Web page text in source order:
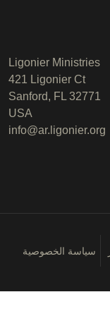
Ligonier Ministries
421 Ligonier Ct
Sanford, FL 32771
USA
info@ar.ligonier.org
سياسة الخصوصية